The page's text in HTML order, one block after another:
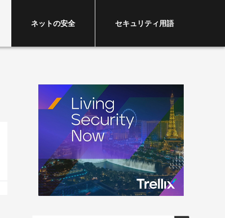
ネットの安全 セキュリティ用語